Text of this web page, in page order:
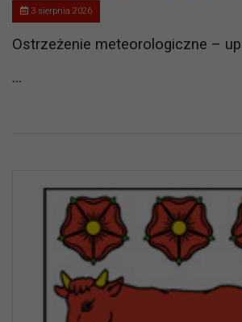
3 sierpnia 2026
Ostrzeżenie meteorologiczne –
...